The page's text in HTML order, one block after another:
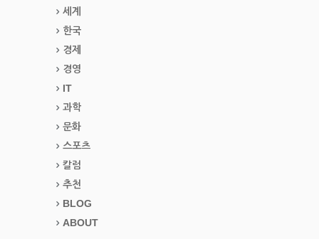
세계
한국
경제
경영
IT
과학
문화
스포츠
칼럼
추천
BLOG
ABOUT